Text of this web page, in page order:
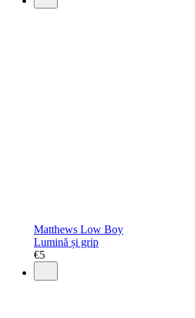
Matthews Low Boy
Lumină și grip
€5